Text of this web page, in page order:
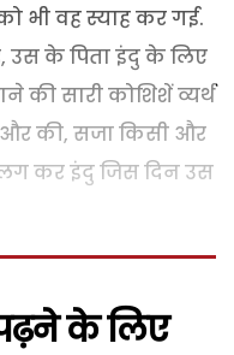
भी वह स्याह कर गई.
उस के पिता इंदु के लिए
सारी कोशिशें व्यर्थ
की, सजा किसी और
कर इंदु जिस दिन उस
के लिए